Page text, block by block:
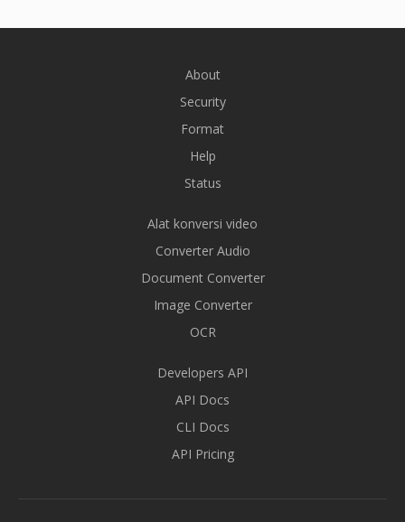
About
Security
Format
Help
Status
Alat konversi video
Converter Audio
Document Converter
Image Converter
OCR
Developers API
API Docs
CLI Docs
API Pricing